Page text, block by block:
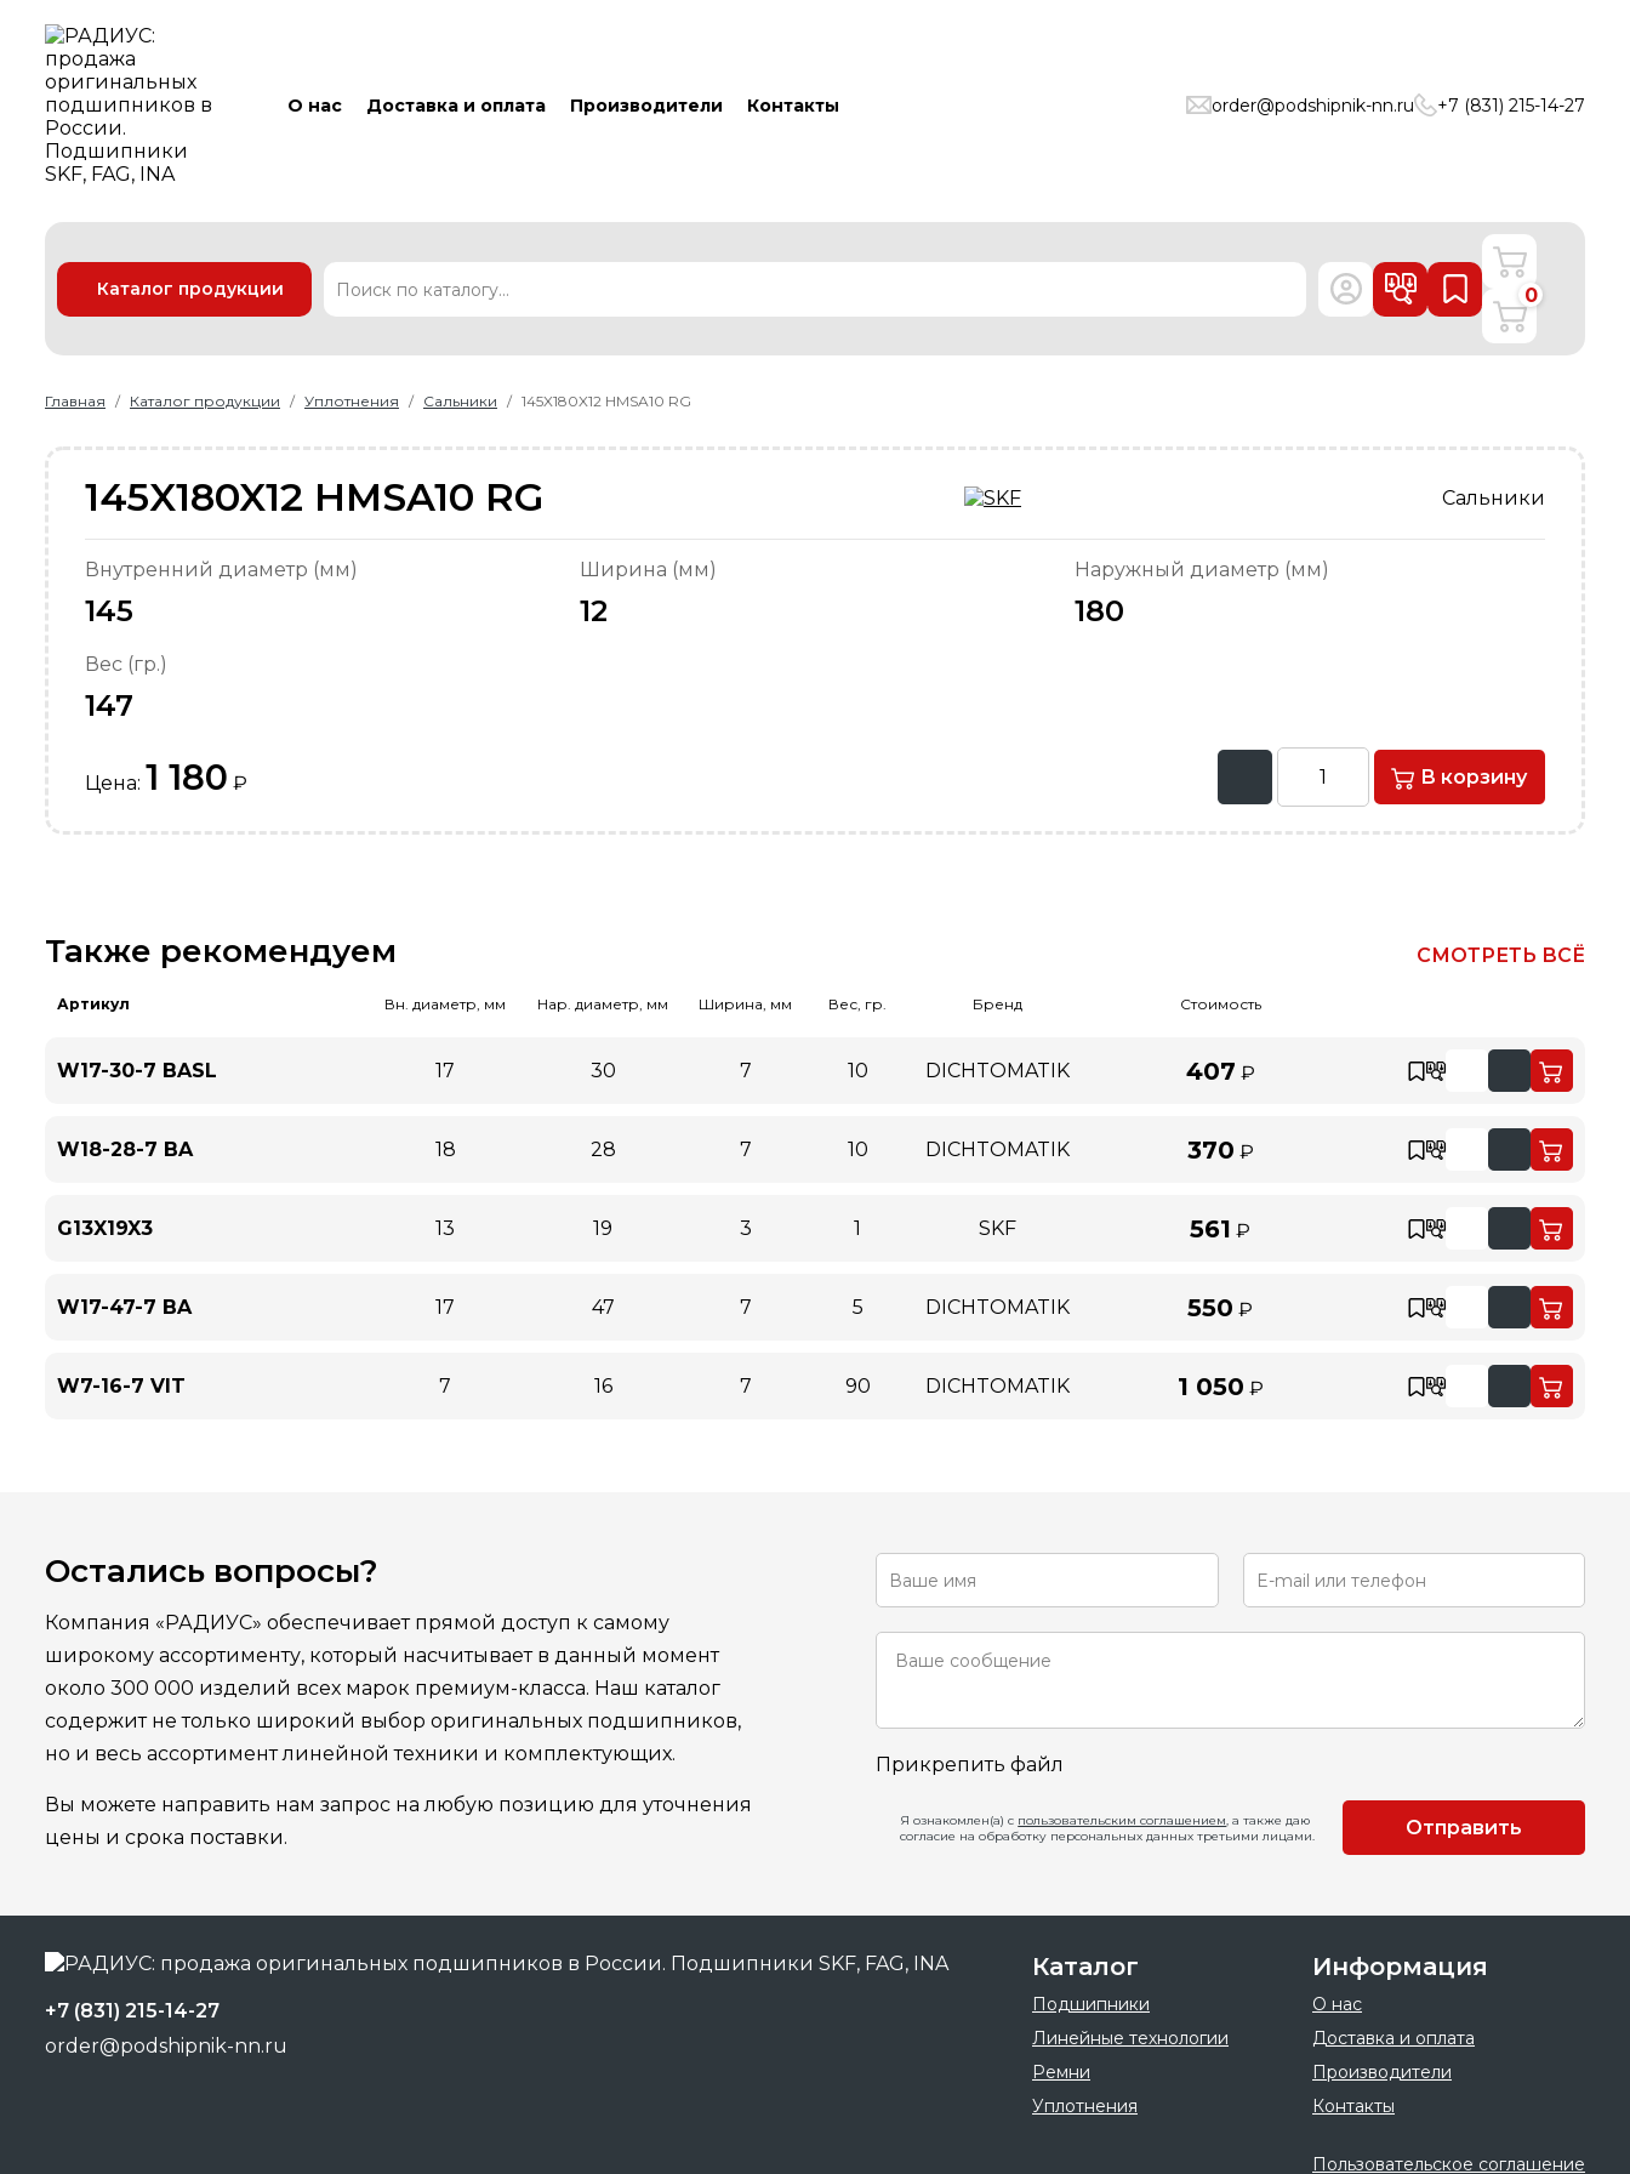
О нас Доставка и оплата Производители Контакты order@podshipnik-nn.ru +7 (831) 215-14-27
Каталог продукции
Уплотнения
0
Главная Каталог продукции Уплотнения Сальники 145X180X12 HMSA10 RG
145X180X12 HMSA10 RG Сальники
Внутренний диаметр (мм)
145
Ширина (мм)
12
Наружный диаметр (мм)
180
Вес (гр.)
147
Цена: 1 180 ₽ В корзину
Также рекомендуем СМОТРЕТЬ ВСЁ
Артикул Вн. диаметр, мм Нар. диаметр, мм Ширина, мм Вес, гр. Бренд Стоимость
W17-30-7 BASL 17 30 7 10 DICHTOMATIK 407 ₽
W18-28-7 BA 18 28 7 10 DICHTOMATIK 370 ₽
G13X19X3 13 19 3 1 SKF 561 ₽
W17-47-7 BA 17 47 7 5 DICHTOMATIK 550 ₽
W7-16-7 VIT 7 16 7 90 DICHTOMATIK 1 050 ₽
Остались вопросы?
Компания «РАДИУС» обеспечивает прямой доступ к самому
широкому ассортименту, который насчитывает в данный момент
около 300 000 изделий всех марок премиум-класса. Наш каталог
содержит не только широкий выбор оригинальных подшипников,
но и весь ассортимент линейной техники и комплектующих.
Вы можете направить нам запрос на любую позицию для уточнения
цены и срока поставки.
Прикрепить файл
Я ознакомлен(а) с пользовательским соглашением , а также даю
согласие на обработку персональных данных третьими лицами.
Отправить
+7 (831) 215-14-27
order@podshipnik-nn.ru
Каталог
Подшипники
Линейные технологии
Ремни
Уплотнения
Информация
О нас
Доставка и оплата
Производители
Контакты
Пользовательское соглашение